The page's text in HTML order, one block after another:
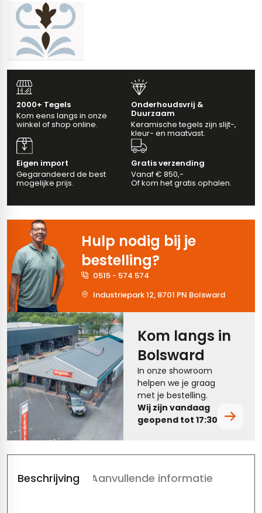
2000+ Tegels
Kom eens langs in onze
winkel of shop online.
Onderhoudsvrij &
Duurzaam
Keramische tegels zijn slijt-,
kleur- en maatvast.
Eigen import
Gegarandeerd de best
mogelijke prijs.
Gratis verzending
Vanaf € 850,-
Of kom het gratis ophalen.
Kom langs in
Bolsward
In onze showroom
helpen we je graag
met je bestelling.
Wij zijn vandaag
geopend tot 17:30.
Hulp nodig bij je
bestelling?
0515 - 574 574
Industriepark 12, 8701 PN Bolsward
Beschrijving Aanvullende informatie
x 33 cm